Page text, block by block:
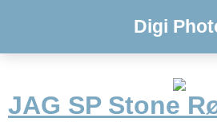
Digi
JAG SP Stone